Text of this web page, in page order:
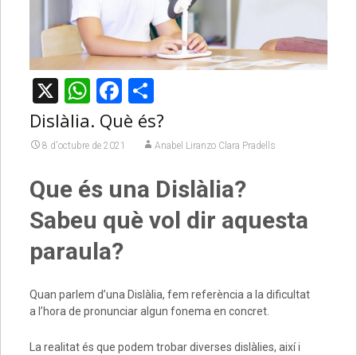
X WhatsApp
Facebook
Dislàlia. Què és?
8 d'octubre de 2021 Anabel Liranzo Clara Pradells
Que és una Dislàlia?
Sabeu què vol dir aquesta
paraula?
Quan parlem d’una Dislàlia, fem referència a la dificultat
a l’hora de pronunciar algun fonema en concret.
La realitat és que podem trobar diverses dislàlies, així i